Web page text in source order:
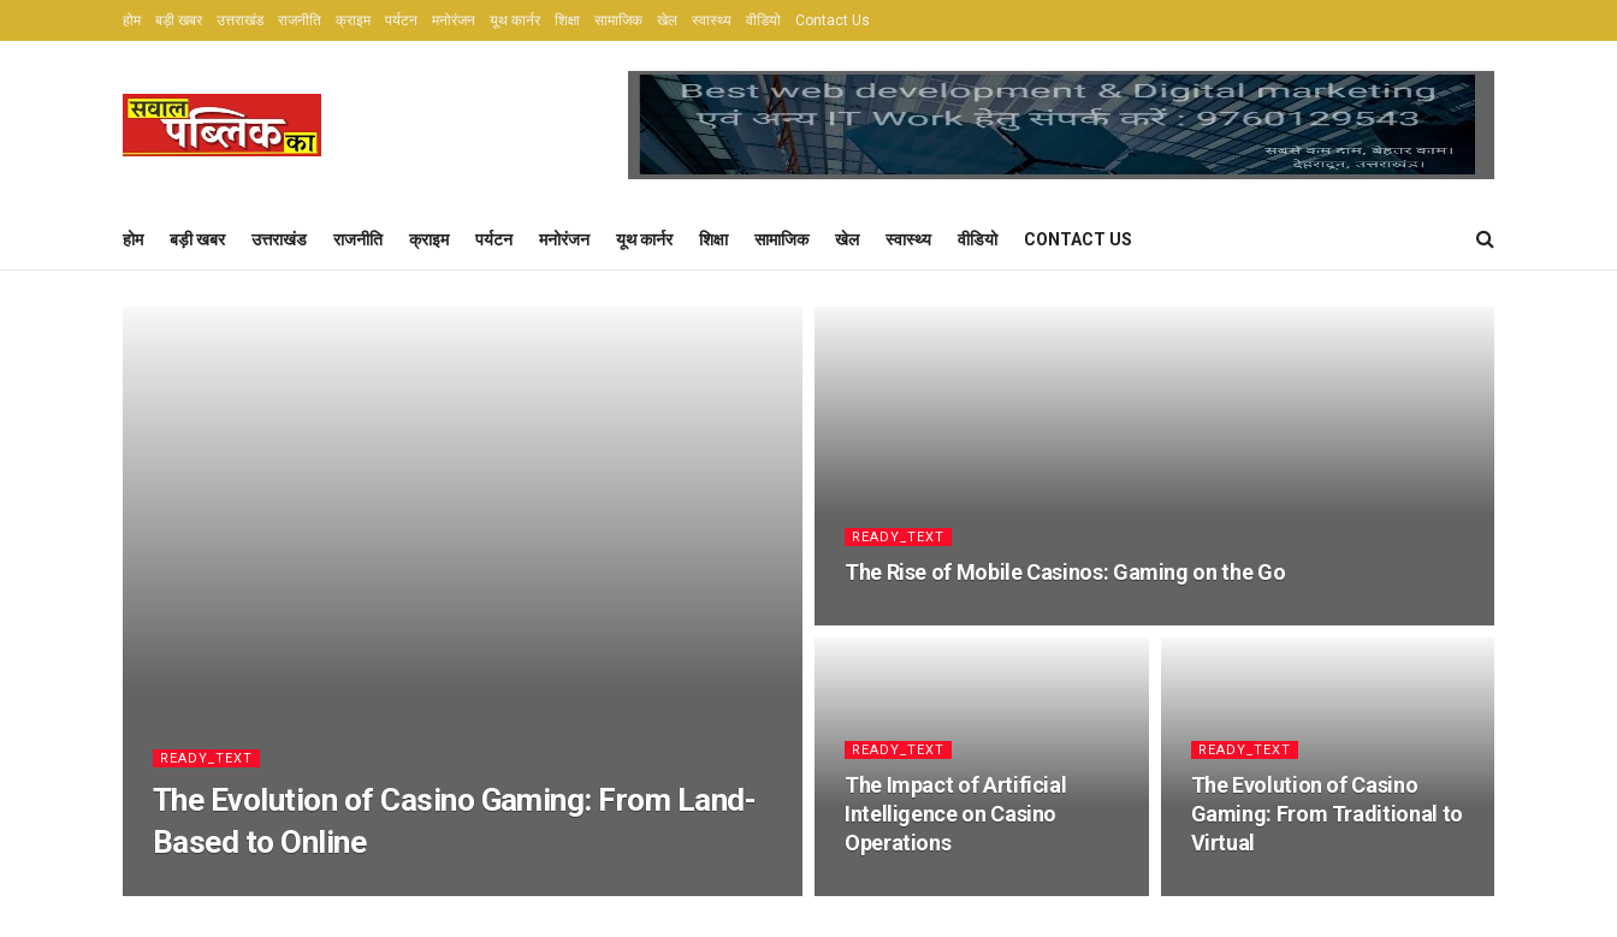
होम बड़ी खबर उत्तराखंड राजनीति क्राइम पर्यटन मनोरंजन यूथ कार्नर शिक्षा सामाजिक खेल स्वास्थ्य वीडियो Contact Us
होम बड़ी खबर उत्तराखंड राजनीति क्राइम पर्यटन मनोरंजन यूथ कार्नर शिक्षा सामाजिक खेल स्वास्थ्य वीडियो CONTACT US
READY_TEXT
The Evolution of Casino Gaming: From Land-
Based to Online
READY_TEXT
The Rise of Mobile Casinos: Gaming on the Go
READY_TEXT
The Impact of Artificial
Intelligence on Casino
Operations
READY_TEXT
The Evolution of Casino
Gaming: From Traditional to
Virtual